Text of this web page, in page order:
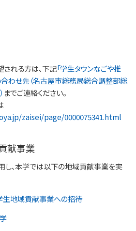
れる方は、下記「学生タウンなごや推
わせ先（名古屋市総務局総合調整部総
までご連絡ください。
zaisei/page/0000075341.html
献事業
し、本学では以下の地域貢献事業を実
生地域貢献事業への招待